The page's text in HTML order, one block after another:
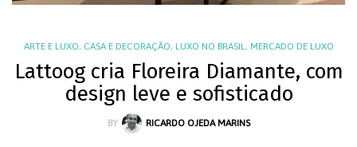
ARTE E LUXO, CASA E DECORAÇÃO, LUXO NO BRASIL , MERCADO DE LUXO
Lattoog cria Floreira Diamante, com
design leve e sofisticado
BY RICARDO OJEDA MARINS